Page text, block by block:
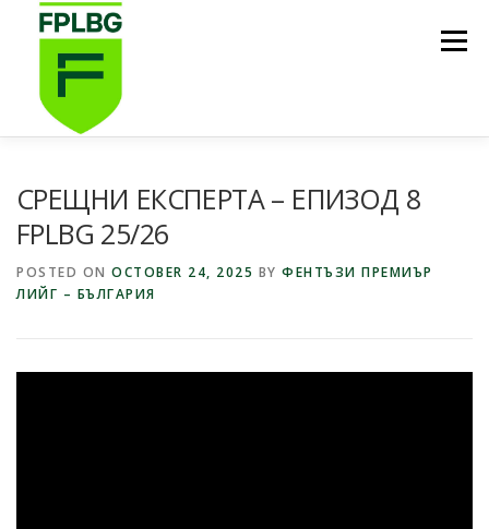
Menu
СРЕЩНИ ЕКСПЕРТА – ЕПИЗОД 8
FPLBG 25/26
POSTED ON OCTOBER 24, 2025 BY ФЕНТЪЗИ ПРЕМИЪР
ЛИЙГ – БЪЛГАРИЯ